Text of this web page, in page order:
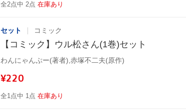
全2点中 2点 在庫あり
セット コミック
【コミック】ウル松さん(1巻)セット
わんにゃんぷー(著者),赤塚不二夫(原作)
¥220
全1点中 1点 在庫あり